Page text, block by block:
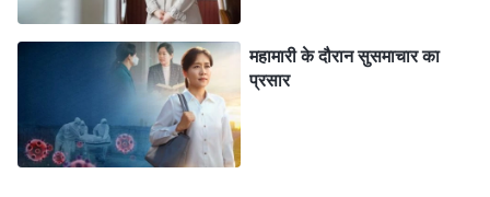
और खोज के माध्यम से, मैंने परमेश्वर के वचनों को याद किया: "
के भ्रष्ट स्वभाव में एक व्यावहारिक समस्या है जिसके बारे में तुम नहीं
जानते; यह एक सबसे गंभीर समस्या है, और यह हर एक व्यक्ति की
मानवता में एक आम समस्या है। यह मनुष्यों का सबसे कमजोर बिंदु है।
साथ ही, यह मनुष्य की प्रकृति के सार का एक तत्व है जिसका खुलासा
महामारी के दौरान सुसमाचार का
प्रसार